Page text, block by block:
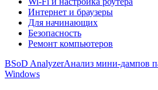
Интернет и браузеры
Для начинающих
Безопасность
Ремонт компьютеров
BSoD AnalyzerАнализ мини-дампов
Windows